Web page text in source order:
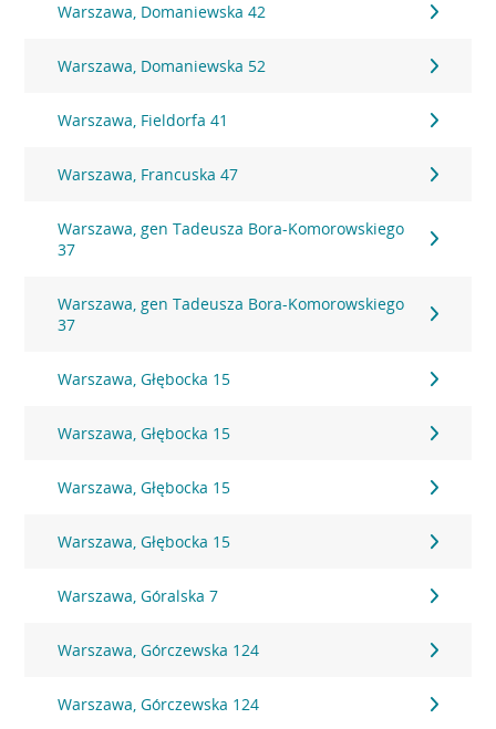
Warszawa, Domaniewska 42
Warszawa, Domaniewska 52
Warszawa, Fieldorfa 41
Warszawa, Francuska 47
Warszawa, gen Tadeusza Bora-Komorowskiego
37
Warszawa, gen Tadeusza Bora-Komorowskiego
37
Warszawa, Głębocka 15
Warszawa, Głębocka 15
Warszawa, Głębocka 15
Warszawa, Głębocka 15
Warszawa, Góralska 7
Warszawa, Górczewska 124
Warszawa, Górczewska 124